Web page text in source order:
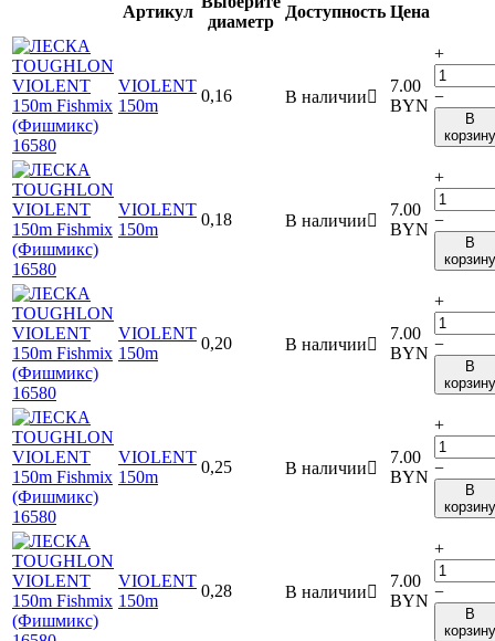
Артикул
диаметр
Доступность Цена
VIOLENT
150m
0,16 В наличии
7.00
BYN
+
−
В
корзину
VIOLENT
150m
0,18 В наличии
7.00
BYN
+
−
В
корзину
VIOLENT
150m
0,20 В наличии
7.00
BYN
+
−
В
корзину
VIOLENT
150m
0,25 В наличии
7.00
BYN
+
−
В
корзину
VIOLENT
150m
0,28 В наличии
7.00
BYN
+
−
В
корзину